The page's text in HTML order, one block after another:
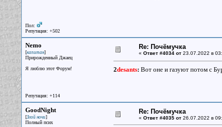
Пол:
Репутация: +502
Nemo
[капитан]
Прирожденный Джаец
Я люблю этот Форум!
Репутация: +114
Re: Почёмучка
« Ответ #4034 от23.07.2022 в
2desants: Вот оне и газуют потом с
GoodNight
[Злой ночи]
Полный псих
Re: Почёмучка
« Ответ #4035 от26.07.2022 в